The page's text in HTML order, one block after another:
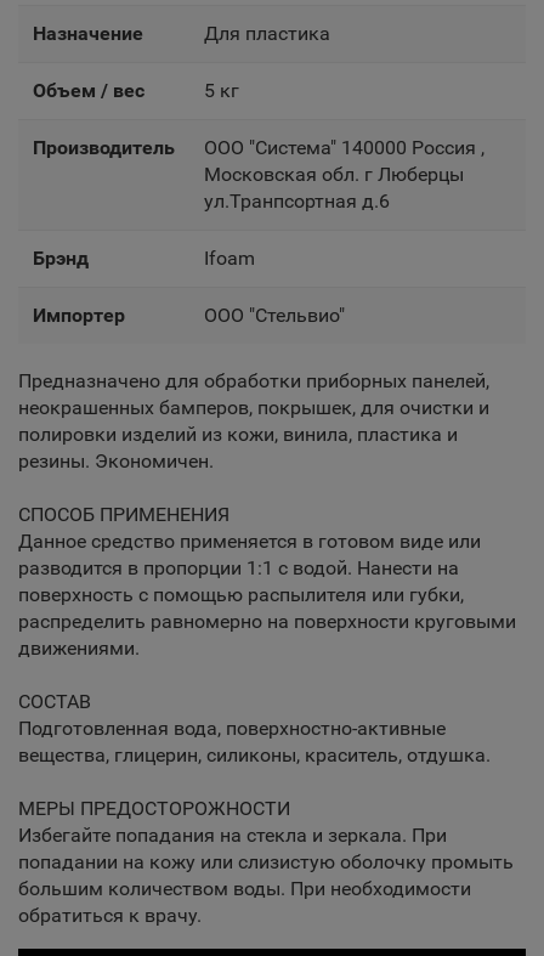
Назначение Для пластика
Объем / вес 5 кг
Производитель
OOO "Система" 140000 Россия ,
Московская обл. г Люберцы
ул.Транпсортная д.6
Брэнд Ifoam
Импортер OOO "Стельвио"
Предназначено для обработки приборных панелей,
неокрашенных бамперов, покрышек, для очистки и
полировки изделий из кожи, винила, пластика и
резины. Экономичен.
СПОСОБ ПРИМЕНЕНИЯ
Данное средство применяется в готовом виде или
разводится в пропорции 1:1 с водой. Нанести на
поверхность с помощью распылителя или губки,
распределить равномерно на поверхности круговыми
движениями.
СОСТАВ
Подготовленная вода, поверхностно-активные
вещества, глицерин, силиконы, краситель, отдушка.
МЕРЫ ПРЕДОСТОРОЖНОСТИ
Избегайте попадания на стекла и зеркала. При
попадании на кожу или слизистую оболочку промыть
большим количеством воды. При необходимости
обратиться к врачу.